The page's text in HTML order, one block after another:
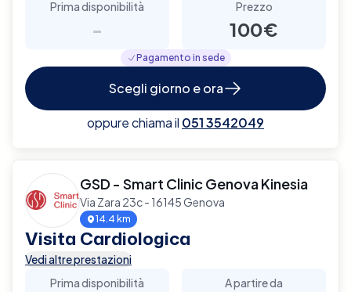
Prima disponibilità
-
Prezzo
100€
Pagamento in sede
Scegli giorno e ora
oppure chiama il 051 3542049
GSD - Smart Clinic Genova Kinesia
Via Zara 23c - 16145 Genova
14.4 km
Visita Cardiologica
Vedi altre prestazioni
Prima disponibilità
A partire da